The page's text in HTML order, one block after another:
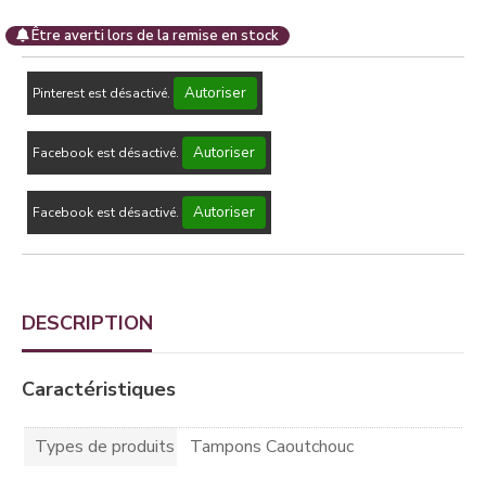
Être averti lors de la remise en stock
Pinterest est désactivé. Autoriser
Facebook est désactivé. Autoriser
Facebook est désactivé. Autoriser
DESCRIPTION
Caractéristiques
Types de produits Tampons Caoutchouc